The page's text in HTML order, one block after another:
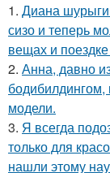
1. Диана
сизо и теперь
вещах и
2. Анна, давно
модели.
3. Я всегда
только для
нашли этому